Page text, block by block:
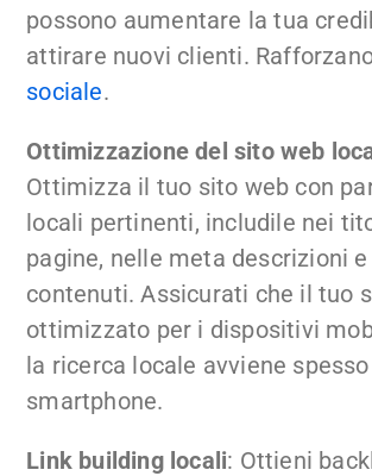
possono aumentare la tua
attirare nuovi clienti.
sociale.
Ottimizzazione del sito web
Ottimizza il tuo sito web con
locali pertinenti, includile nei
pagine, nelle meta descrizioni e
contenuti. Assicurati che il tuo
ottimizzato per i dispositivi
la ricerca locale avviene
smartphone.
Link building locali: Ottieni